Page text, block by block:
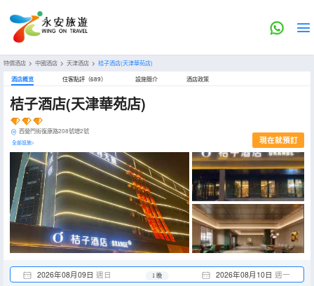
特價酒店 > 中國酒店 > 天津酒店 > 桔子酒店(天津華苑店)
酒店概览 住客點評（689） 設施簡介 酒店政策
桔子酒店(天津華苑店)
西營門街復康路208號增2號
全部設施> 現在就預訂
2026年08月09日 週日 2026年08月10日 週一
1 晚